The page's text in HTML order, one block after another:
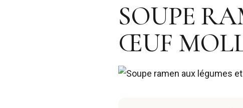
SOUPE
ŒUF